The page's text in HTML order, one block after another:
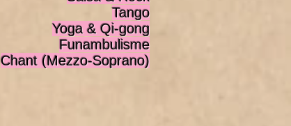
Tango
Yoga & Qi-gong
Funambulisme
Chant (Mezzo-Soprano)